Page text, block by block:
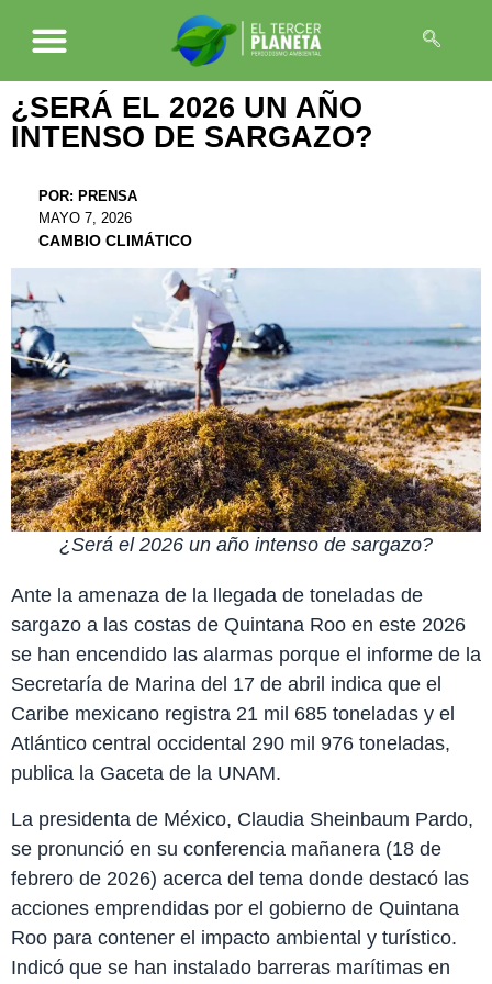
¿SERÁ EL 2026 UN AÑO
INTENSO DE SARGAZO?
POR: PRENSA
MAYO 7, 2026
CAMBIO CLIMÁTICO
¿Será el 2026 un año intenso de sargazo?
Ante la amenaza de la llegada de toneladas de
sargazo a las costas de Quintana Roo en este 2026
se han encendido las alarmas porque el informe de la
Secretaría de Marina del 17 de abril indica que el
Caribe mexicano registra 21 mil 685 toneladas y el
Atlántico central occidental 290 mil 976 toneladas,
publica la Gaceta de la UNAM.
La presidenta de México, Claudia Sheinbaum Pardo,
se pronunció en su conferencia mañanera (18 de
febrero de 2026) acerca del tema donde destacó las
acciones emprendidas por el gobierno de Quintana
Roo para contener el impacto ambiental y turístico.
Indicó que se han instalado barreras marítimas en